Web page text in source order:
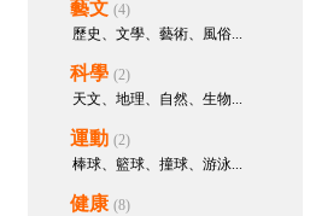
bopis28495
坐上班，下半身血液大塞車？解鎖
的高速公路！
bopis28495參與回應：四種改
善早洩方式降級敏感度，讓愛愛抬
起頭
bopis28495
遇到讓你抬不起頭的症頭嗎
藝文 (4)
歷史、文學、藝術、風俗...
科學 (2)
天文、地理、自然、生物...
運動 (2)
棒球、籃球、撞球、游泳...
健康 (8)